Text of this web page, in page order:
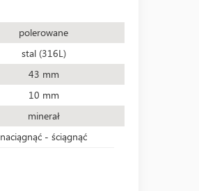
polerowane
stal (316L)
43 mm
10 mm
minerał
naciągnąć - ściągnąć